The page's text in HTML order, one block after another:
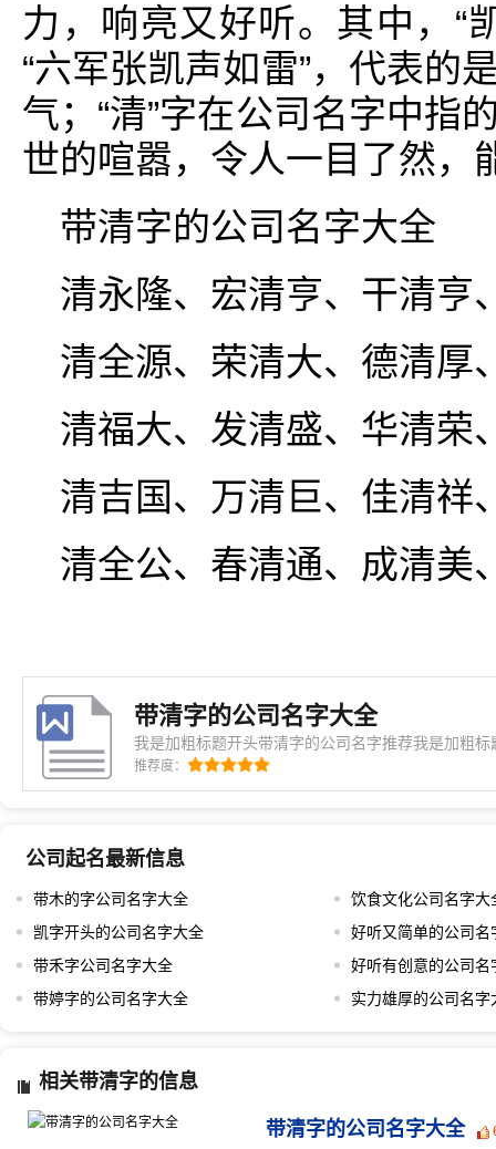
力，响亮又好听。其中，“
“六军张凯声如雷”，代表的
气；“清”字在公司名字中指
世的喧嚣，令人一目了然，
带清字的公司名字大全
清永隆、宏清亨、干清亨
清全源、荣清大、德清厚
清福大、发清盛、华清荣
清吉国、万清巨、佳清祥
清全公、春清通、成清美
带清字的公司名字大全
我是加粗标题开头带清字的公司名字推荐我是加粗
也指民众的希望，心愿，治理，财富。与清字搭配
顺利，人才济济。【铭清】…
推荐度：
公司起名最新信息
带木的字公司名字大全
饮食文化公司名字大
凯字开头的公司名字大全
好听又简单的公司名
带禾字公司名字大全
好听有创意的公司名
带婷字的公司名字大全
实力雄厚的公司名字
相关带清字的信息
带清字的公司名字大全